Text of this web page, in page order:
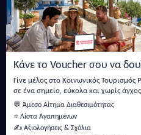
Κάνε το Voucher σου να
Γίνε μέλος στο Κοινωνικός
σε ένα σημείο, εύκολα και χωρίς άγχος.
💬 Άμεσο Αίτημα Διαθεσιμότητας
⭐ Λίστα Αγαπημένων
✍️ Αξιολογήσεις & Σχόλια
Εγγραφείτε στο
Μείνετε ενημερωμένοι με τις
και άρθρα.